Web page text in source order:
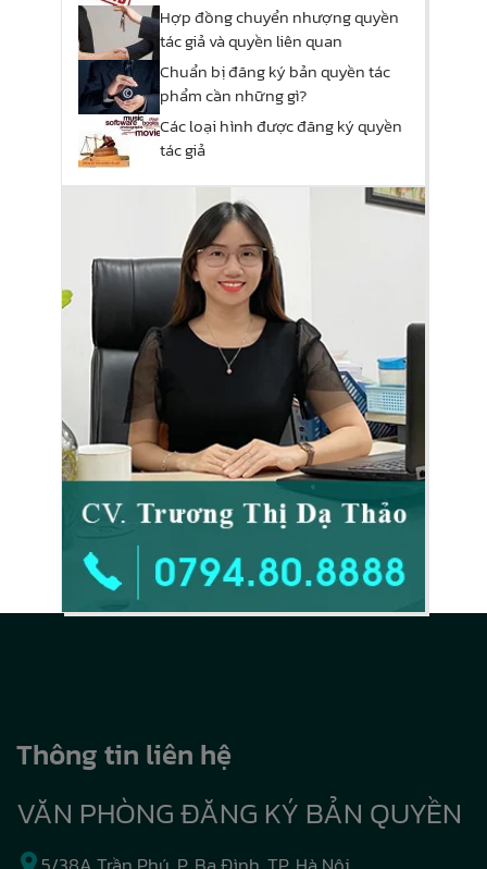
Hợp đồng chuyển nhượng quyền
tác giả và quyền liên quan
Chuẩn bị đăng ký bản quyền tác
phẩm cần những gì?
Các loại hình được đăng ký quyền
tác giả
Thông tin liên hệ
VĂN PHÒNG ĐĂNG KÝ BẢN QUYỀN